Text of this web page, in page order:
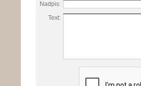
Nadpis:
Text: